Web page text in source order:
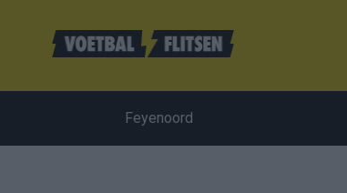
Feyenoord